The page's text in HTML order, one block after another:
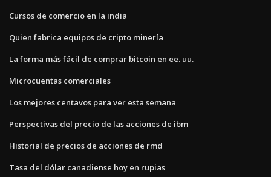
Cursos de comercio en la india
Quien fabrica equipos de cripto minería
La forma más fácil de comprar bitcoin en ee. uu.
Microcuentas comerciales
Los mejores centavos para ver esta semana
Perspectivas del precio de las acciones de ibm
Historial de precios de acciones de rmd
Tasa del dólar canadiense hoy en rupias